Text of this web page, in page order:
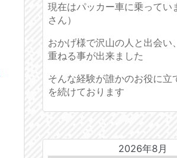
現在はパッカー車に乗ってい
さん）
おかげ様で沢山の人と出会い
重ねる事が出来ました
そんな経験が誰かのお役に立
を続けております
2026年8月